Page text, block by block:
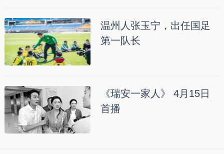
温州人张玉宁，出任国足
第一队长
《瑞安一家人》 4月15日
首播